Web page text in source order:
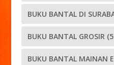
BUKU BANTAL DI
BUKU BANTAL GROSIR
BUKU BANTAL MAINAN